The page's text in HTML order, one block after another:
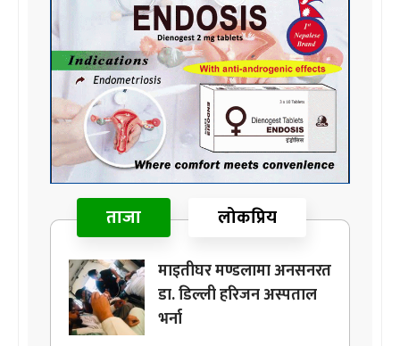
ताजा लोकप्रिय
माइतीघर मण्डलामा अनसनरत
डा. डिल्ली हरिजन अस्पताल
भर्ना